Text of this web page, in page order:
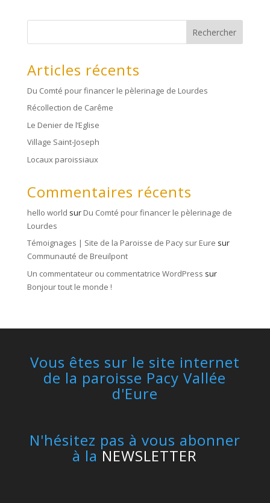
Rechercher
Articles récents
Du Comté pour financer le pèlerinage de Lourdes
Récollection de Carême
Le Denier de l’Eglise
Village Saint-Joseph
Locaux paroissiaux
Commentaires récents
hello world sur Du Comté pour financer le pèlerinage de
Lourdes
Témoignages | Site de la Paroisse de Pacy sur Eure sur
Communauté de Breuilpont
Un commentateur ou commentatrice WordPress sur
Bonjour tout le monde !
Vous êtes sur le site internet
de la paroisse Pacy Vallée
d'Eure
N'hésitez pas à vous abonner
à laNEWSLETTER